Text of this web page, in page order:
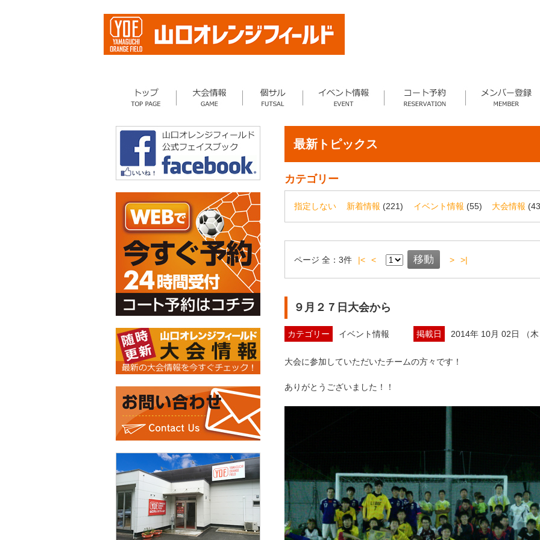
最新トピックス
カテゴリー
指定しない 新着情報 (221) イベント情報 (55) 大会情報
ページ 全： 3件 |< < > >|
９月２７日大会から
カテゴリー イベント情報 掲載日 2014年 10月 02日 （
大会に参加していただいたチームの方々です！
ありがとうございました！！